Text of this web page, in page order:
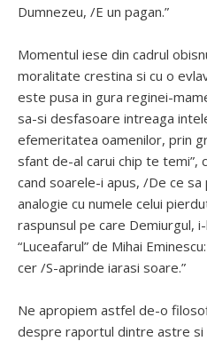
Dumnezeu, /E un pagan.”
Momentul iese din cadrul
moralitate crestina si cu o
este pusa in gura reginei-
sa-si desfasoare intreaga
efemeritatea oamenilor, prin
sfant de-al carui chip te temi”,
cand soarele-i apus, /De ce sa
analogie cu numele celui
raspunsul pe care Demiurgul,
“Luceafarul” de Mihai
cer /S-aprinde iarasi soare.”
Ne apropiem astfel de-o
despre raportul dintre astre si